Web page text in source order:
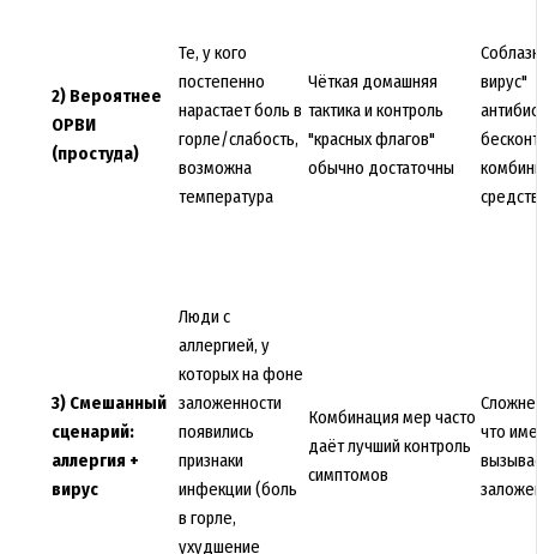
2) Вероятнее
ОРВИ
(простуда)
Те, у кого
постепенно
нарастает боль в
горле/слабость,
возможна
температура
Чёткая домашняя
тактика и контроль
"красных флагов"
обычно достаточны
вирус"
3) Смешанный
сценарий:
аллергия +
вирус
Люди с
аллергией, у
которых на фоне
заложенности
появились
признаки
инфекции (боль
в горле,
ухудшение
Комбинация мер часто
даёт лучший контроль
симптомов
что